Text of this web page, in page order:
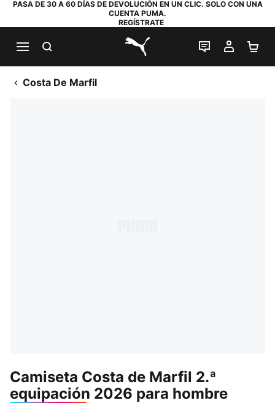
PASA DE 30 A 60 DÍAS DE DEVOLUCIÓN EN UN CLIC. SOLO CON UNA
CUENTA PUMA.
REGÍSTRATE
PUMA.com
CHAT EN
MI
Costa De Marfil
Camiseta Costa de Marfil 2.ª
equipación 2026 para hombre